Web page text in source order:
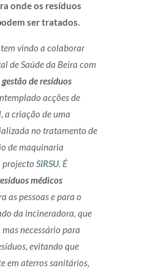
onde os resíduos
ser tratados.
vindo a colaborar
de Saúde da Beira com
gestão de resíduos
acções de
a criação de uma
no tratamento de
de maquinaria
projecto SIRSU. É
médicos
as pessoas e para o
da incineradora, que
necessário para
evitando que
em aterros sanitários,